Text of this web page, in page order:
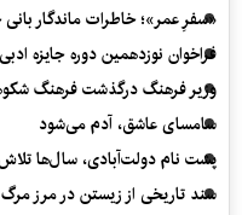
«سفرِ عمر»؛ خاطرات ماندگار
فراخوان نوزدهمین دوره جایزه
وزیر فرهنگ درگذشت فرهنگ
سامسای عاشق، آدم می‌شود
پشت نام دولت‌آبادی، سال‌ها
سند تاریخی از زیستن در مرز مرگ